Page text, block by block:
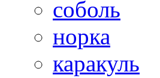
соболь
норка
каракуль